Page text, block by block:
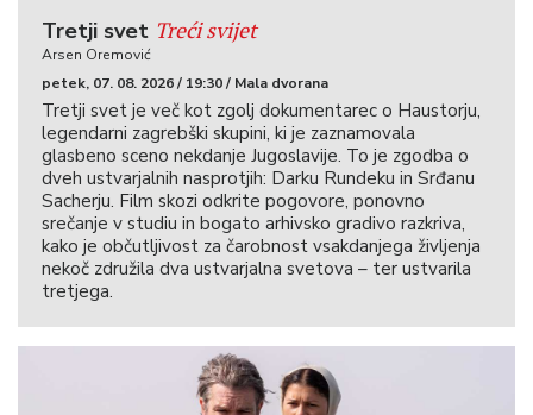
Tretji svet Treći svijet
Arsen Oremović
petek, 07. 08. 2026 / 19:30 / Mala dvorana
Tretji svet je več kot zgolj dokumentarec o Haustorju,
legendarni zagrebški skupini, ki je zaznamovala
glasbeno sceno nekdanje Jugoslavije. To je zgodba o
dveh ustvarjalnih nasprotjih: Darku Rundeku in Srđanu
Sacherju. Film skozi odkrite pogovore, ponovno
srečanje v studiu in bogato arhivsko gradivo razkriva,
kako je občutljivost za čarobnost vsakdanjega življenja
nekoč združila dva ustvarjalna svetova – ter ustvarila
tretjega.